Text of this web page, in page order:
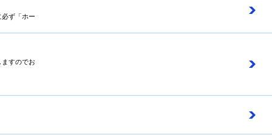
ず「ホー
すのでお